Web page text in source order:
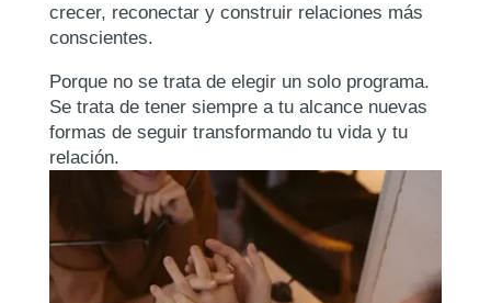
crecer, reconectar y construir relaciones más
conscientes.
Porque no se trata de elegir un solo programa.
Se trata de tener siempre a tu alcance nuevas
formas de seguir transformando tu vida y tu
relación.